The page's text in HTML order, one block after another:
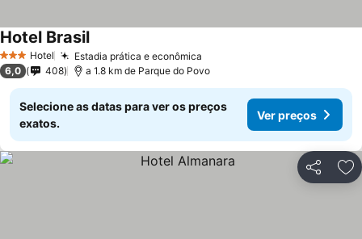
3 EstrelasHotel Estadia prática e econômica
Hotel Brasil
6,0 408 a 1.8 km de Parque do Povo
Selecione as datas para ver os preços
exatos.
Ver preços
Partilhar